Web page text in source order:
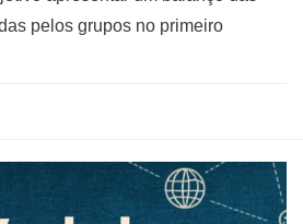
pelos grupos no primeiro